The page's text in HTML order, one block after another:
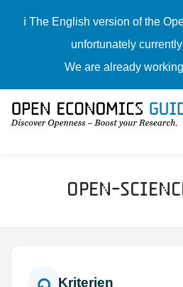
ℹ️ The English version of the
unfortunately
We are already
Open-
Kriterien